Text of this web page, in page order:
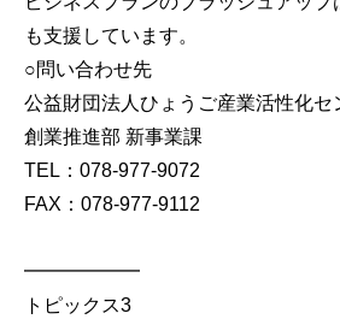
も支援しています。
○問い合わせ先
公益財団法人ひょうご産業活性化セ
創業推進部 新事業課
TEL：078-977-9072
FAX：078-977-9112
━━━━━━
トピックス3